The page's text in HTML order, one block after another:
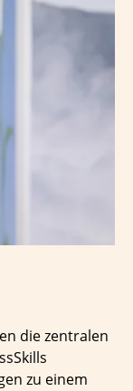
die zentralen
zu einem